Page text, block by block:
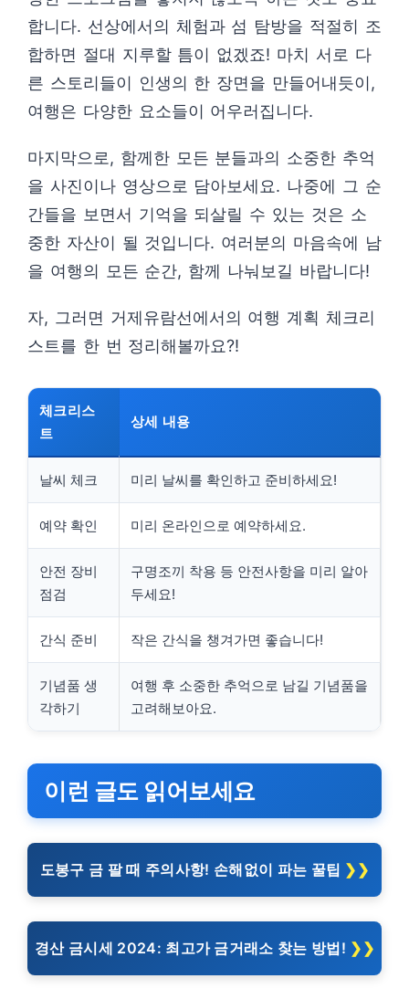
합니다. 선상에서의 체험과 섬 탐방을 적절히 조
합하면 절대 지루할 틈이 없겠죠! 마치 서로 다
른 스토리들이 인생의 한 장면을 만들어내듯이,
여행은 다양한 요소들이 어우러집니다.
마지막으로, 함께한 모든 분들과의 소중한 추억
을 사진이나 영상으로 담아보세요. 나중에 그 순
간들을 보면서 기억을 되살릴 수 있는 것은 소
중한 자산이 될 것입니다. 여러분의 마음속에 남
을 여행의 모든 순간, 함께 나눠보길 바랍니다!
자, 그러면 거제유람선에서의 여행 계획 체크리
스트를 한 번 정리해볼까요?!
체크리스
트
상세 내용
날씨 체크 미리 날씨를 확인하고 준비하세요!
예약 확인 미리 온라인으로 예약하세요.
안전 장비
점검
구명조끼 착용 등 안전사항을 미리 알아
두세요!
간식 준비 작은 간식을 챙겨가면 좋습니다!
기념품 생
각하기
여행 후 소중한 추억으로 남길 기념품을
고려해보아요.
이런 글도 읽어보세요
도봉구 금 팔 때 주의사항! 손해없이 파는 꿀팁
경산 금시세 2024: 최고가 금거래소 찾는 방법!